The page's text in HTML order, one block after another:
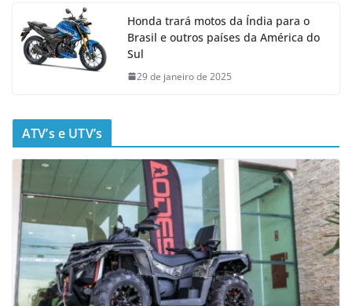
Honda trará motos da Índia para o
Brasil e outros países da América do
Sul
29 de janeiro de 2025
ATV’s e UTV’s